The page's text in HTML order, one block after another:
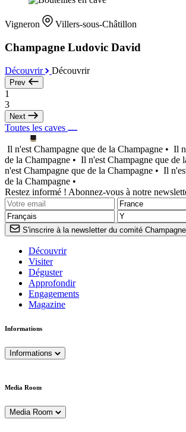
Vigneron Villers-sous-Châtillon
Champagne Ludovic David
Découvrir Découvrir
Prev
1
3
Next
Toutes les caves
Il n'est Champagne que de la Champagne • Il
de la Champagne • Il n'est Champagne que de
n'est Champagne que de la Champagne • Il
de la Champagne •
Restez informé ! Abonnez-vous à notre
S'inscrire à la newsletter du comité Champagne
Découvrir
Visiter
Déguster
Approfondir
Engagements
Magazine
Informations
Informations
Media Room
Media Room